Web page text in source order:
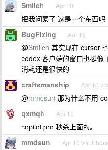
Smileh Apr 10
把我问蒙了 这是一个东西吗
BugFixing Apr 10
@Smileh 其实现在 cursor
codex 客户端的窗口也挺像
消耗还是很快的
craftsmanship Apr 10
@mmdsun 那为什么不用
qxmqh Apr 10
copilot pro 秒杀上面的。
mmdsun Apr 10 via